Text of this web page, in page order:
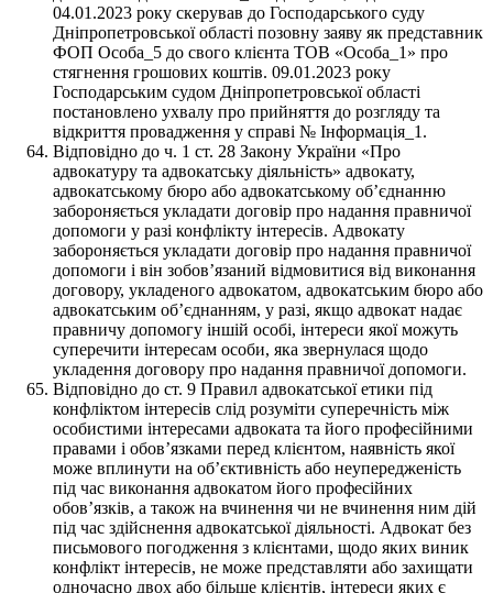
04.01.2023 року скерував до Господарського суду
Дніпропетровської області позовну заяву як представник
ФОП Особа_5 до свого клієнта ТОВ «Особа_1» про
стягнення грошових коштів. 09.01.2023 року
Господарським судом Дніпропетровської області
постановлено ухвалу про прийняття до розгляду та
відкриття провадження у справі № Інформація_1.
Відповідно до ч. 1 ст. 28 Закону України «Про
адвокатуру та адвокатську діяльність» адвокату,
адвокатському бюро або адвокатському об’єднанню
забороняється укладати договір про надання правничої
допомоги у разі конфлікту інтересів. Адвокату
забороняється укладати договір про надання правничої
допомоги і він зобов’язаний відмовитися від виконання
договору, укладеного адвокатом, адвокатським бюро або
адвокатським об’єднанням, у разі, якщо адвокат надає
правничу допомогу іншій особі, інтереси якої можуть
суперечити інтересам особи, яка звернулася щодо
укладення договору про надання правничої допомоги.
Відповідно до ст. 9 Правил адвокатської етики під
конфліктом інтересів слід розуміти суперечність між
особистими інтересами адвоката та його професійними
правами і обов’язками перед клієнтом, наявність якої
може вплинути на об’єктивність або неупередженість
під час виконання адвокатом його професійних
обов’язків, а також на вчинення чи не вчинення ним дій
під час здійснення адвокатської діяльності. Адвокат без
письмового погодження з клієнтами, щодо яких виник
конфлікт інтересів, не може представляти або захищати
одночасно двох або більше клієнтів, інтереси яких є